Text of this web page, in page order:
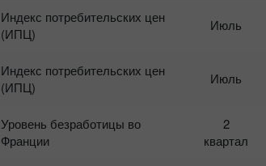
Индекс потребительских цен
(ИПЦ)
Июль
Индекс потребительских цен
(ИПЦ)
Июль
Уровень безработицы во
Франции
2
квартал